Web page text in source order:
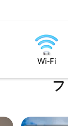
雰囲気を提
には、カラ
ックの会場
ています！
Wi-Fi